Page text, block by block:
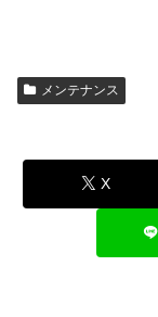
メンテナンス
X